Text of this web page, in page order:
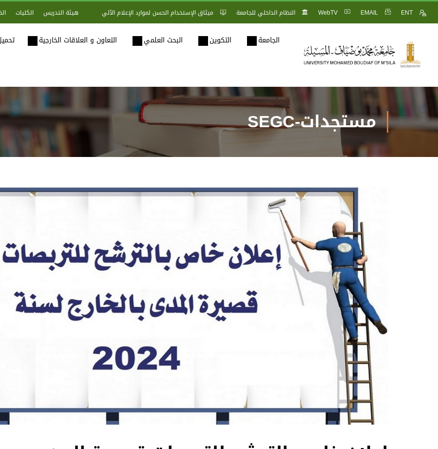
ENT
EMAIL
WebTV النظام الداخلي للجامعة ميثاق الإستخدام الحسن لموارد الإعلام الآلي هيئة التدريس الكليات
الجامعة التكوين البحث العلمي التعاون و العلاقات الخارجية
مستجدات-SEGC